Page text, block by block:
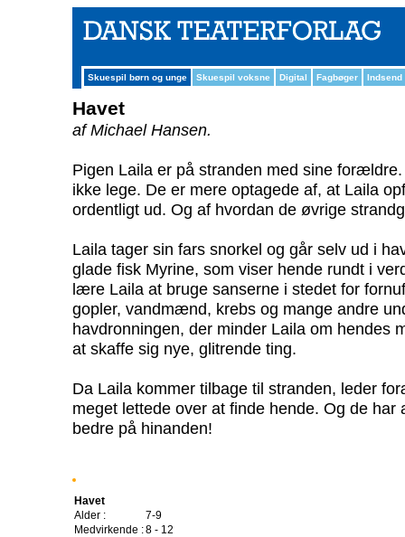
Skuespil børn og unge Skuespil voksne Digital Fagbøger Indsend
Havet
af Michael Hansen.
Pigen Laila er på stranden med sine
ikke lege. De er mere optagede af, at Laila
ordentligt ud. Og af hvordan de øvrige
Laila tager sin fars snorkel og går selv ud i
glade fisk Myrine, som viser hende rundt i
lære Laila at bruge sanserne i stedet for
gopler, vandmænd, krebs og mange andre
havdronningen, der minder Laila om hendes
at skaffe sig nye, glitrende ting.
Da Laila kommer tilbage til stranden, leder
meget lettede over at finde hende. Og de
bedre på hinanden!
Havet
Alder :
7-9
Medvirkende :8 - 12